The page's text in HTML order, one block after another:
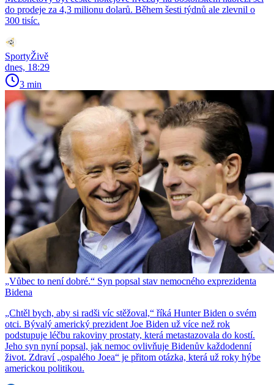
do prodeje za 4,3 milionu dolarů. Během šesti týdnů ale zlevnil o
300 tisíc.
SportyŽivě
dnes, 18:29
3 min
„Vůbec to není dobré.“ Syn popsal stav nemocného exprezidenta
Bidena
„Chtěl bych, aby si radši víc stěžoval,“ říká Hunter Biden o svém
otci. Bývalý americký prezident Joe Biden už více než rok
podstupuje léčbu rakoviny prostaty, která metastazovala do kostí.
Jeho syn nyní popsal, jak nemoc ovlivňuje Bidenův každodenní
život. Zdraví „ospalého Joea“ je přitom otázka, která už roky hýbe
americkou politikou.